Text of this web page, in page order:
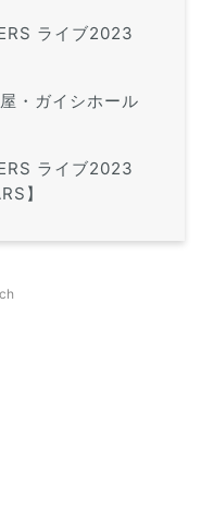
ライブ2023
・ガイシホール
ライブ2023
】